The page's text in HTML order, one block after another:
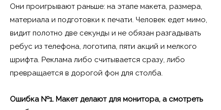
Они проигрывают раньше: на этапе макета, размера,
материала и подготовки к печати. Человек едет мимо,
видит полотно две секунды и не обязан разгадывать
ребус из телефона, логотипа, пяти акций и мелкого
шрифта. Реклама либо считывается сразу, либо
превращается в дорогой фон для столба.
Ошибка №1. Макет делают для монитора, а смотреть